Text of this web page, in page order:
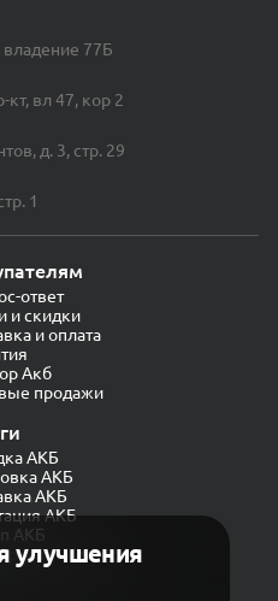
улучшения
77Б
вл 47, кор 2
д. 3, стр. 29
1
ответ
и скидки
и оплата
Акб
продажи
АКБ
АКБ
АКБ
АКБ
АКБ
генератора